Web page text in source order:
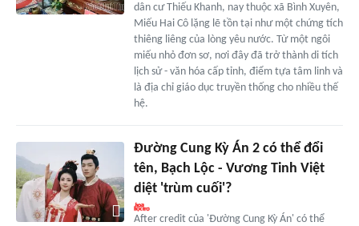
dân cư Thiếu Khanh, nay thuộc xã Bình Xuyên,
Miếu Hai Cô lặng lẽ tồn tại như một chứng tích
thiêng liêng của lòng yêu nước. Từ một ngôi
miếu nhỏ đơn sơ, nơi đây đã trở thành di tích
lịch sử - văn hóa cấp tỉnh, điểm tựa tâm linh và
là địa chỉ giáo dục truyền thống cho nhiều thế
hệ.
Đường Cung Kỳ Án 2 có thể đổi
tên, Bạch Lộc - Vương Tinh Việt
diệt 'trùm cuối'?
After credit của 'Đường Cung Kỳ Án' có thể